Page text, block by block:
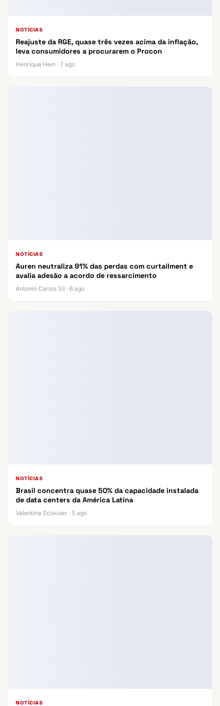
NOTÍCIAS
Reajuste da RGE, quase três vezes acima da inflação,
leva consumidores a procurarem o Procon
Henrique Hein · 7 ago
NOTÍCIAS
Auren neutraliza 91% das perdas com curtailment e
avalia adesão a acordo de ressarcimento
Antonio Carlos Sil · 6 ago
NOTÍCIAS
Brasil concentra quase 50% da capacidade instalada
de data centers da América Latina
Valentina Sclauser · 5 ago
NOTÍCIAS